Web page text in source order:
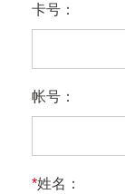
卡号：
帐号：
*姓名：